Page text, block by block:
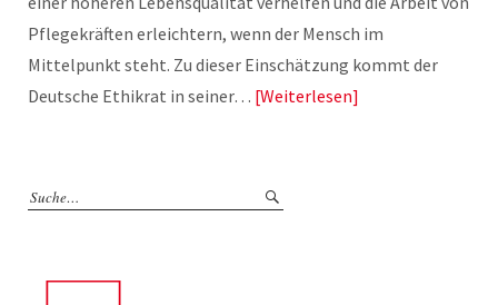
Pflegekräften erleichtern, wenn der Mensch im
Mittelpunkt steht. Zu dieser Einschätzung kommt der
Deutsche Ethikrat in seiner… Weiterlesen